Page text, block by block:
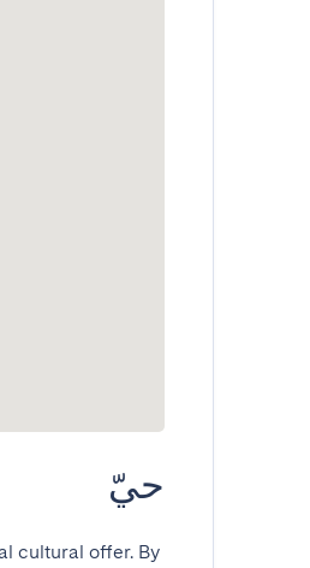
حيّ
cultural offer. By